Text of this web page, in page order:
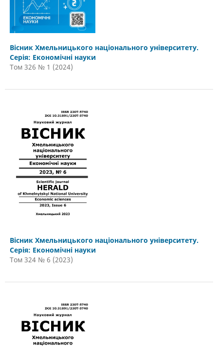
Вісник Хмельницького національного університету.
Серія: Економічні науки
Том 326 № 1 (2024)
Вісник Хмельницького національного університету.
Серія: Економічні науки
Том 324 № 6 (2023)